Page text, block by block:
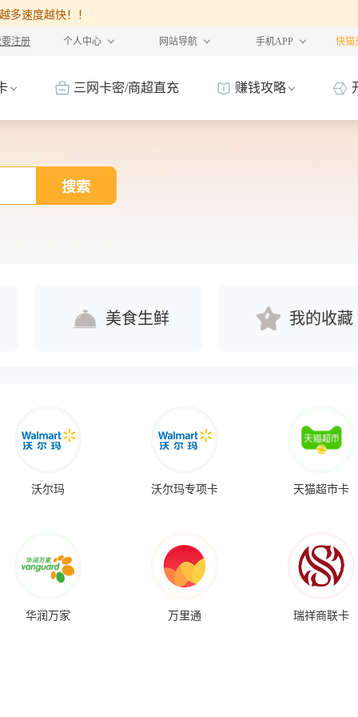
多速度越快！！
注册 个人中心 网站导航 手机APP 快猫
三网卡密/商超直充 赚钱攻略
搜索
美食生鲜 我的收藏
沃尔玛 沃尔玛专项卡 天猫超市卡
华润万家 万里通 瑞祥商联卡